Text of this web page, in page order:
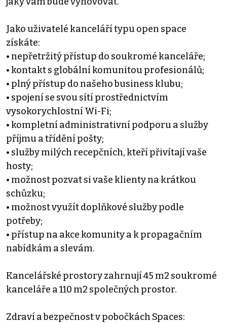
Jako uživatelé kanceláří typu open space
získáte:
• nepřetržitý přístup do soukromé kanceláře;
• kontakt s globální komunitou profesionálů;
• plný přístup do našeho business klubu;
• spojení se svou sítí prostřednictvím
vysokorychlostní Wi-Fi;
• kompletní administrativní podporu a služby
příjmu a třídění pošty;
• služby milých recepčních, kteří přivítají vaše
hosty;
• možnost pozvat si vaše klienty na krátkou
schůzku;
• možnost využít doplňkové služby podle
potřeby;
• přístup na akce komunity a k propagačním
nabídkám a slevám.
Kancelářské prostory zahrnují 45 m2 soukromé
kanceláře a 110 m2 společných prostor.
Zdraví a bezpečnost v pobočkách Spaces: